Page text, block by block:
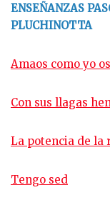
ENSEÑANZAS
PLUCHINOTTA
Amaos como yo
Con sus llagas
La potencia de la
Tengo sed